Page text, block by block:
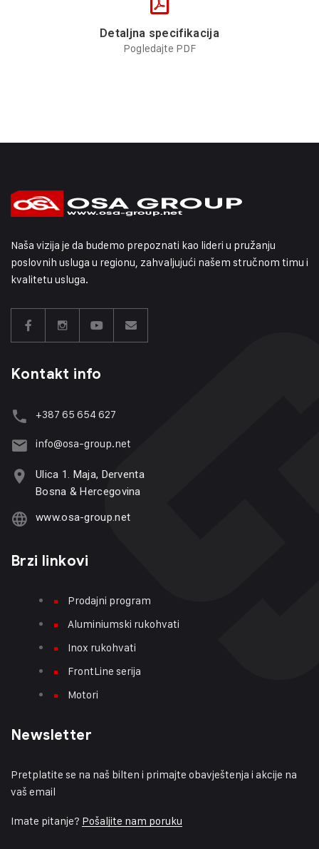
Detaljna specifikacija
Pogledajte PDF
Naša vizija je da budemo prepoznati kao lideri u pružanju
poslovnih usluga u regionu, zahvaljujući našem stručnom timu i
kvalitetu usluga.
Kontakt info
+387 65 654 627
info@osa-group.net
Ulica 1. Maja, Derventa
Bosna & Hercegovina
www.osa-group.net
Brzi linkovi
Prodajni program
Aluminiumski rukohvati
Inox rukohvati
FrontLine serija
Motori
Newsletter
Pretplatite se na naš bilten i primajte obavještenja i akcije na
vaš email
Imate pitanje? Pošaljite nam poruku